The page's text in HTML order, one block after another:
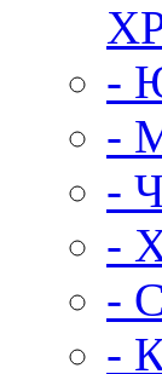
-
-
-
-
-
-